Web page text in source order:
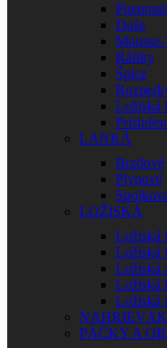
Duše
Ráfiky
Špice
Ložiská
LANKÁ
Brzdové
Plynové
LOŽISKÁ
Ložiská
Ložiská
Ložiská
Ložiská
Ložiská
PÁČKY A